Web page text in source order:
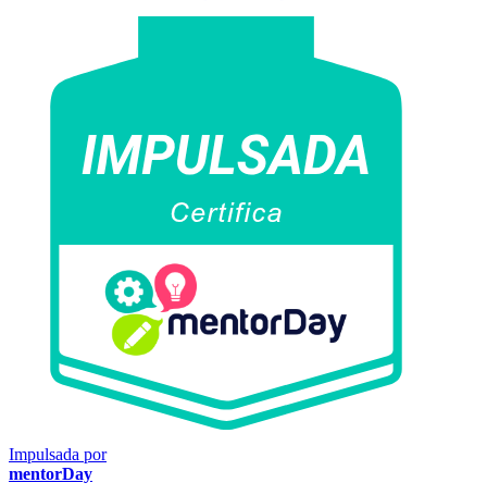
Impulsada por
mentorDay